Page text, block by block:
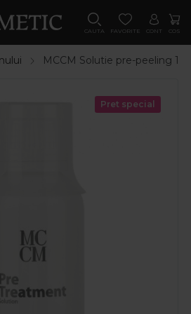
CAUTA FAVORITE CONT COS
MCCM Solutie pre-peeling
Pret special